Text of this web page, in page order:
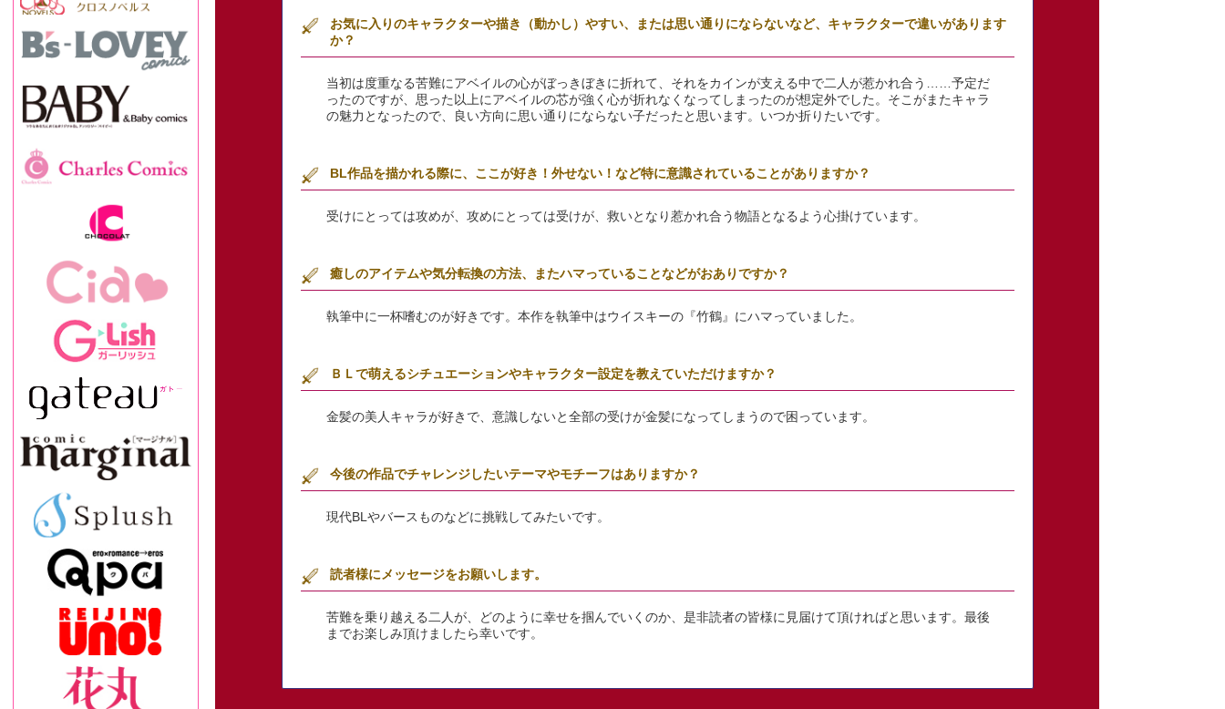
お気に入りのキャラクターや描き（動かし）やすい、または思い通りにならないなど、キャラクターで違いがあります
か？
当初は度重なる苦難にアベイルの心がぼっきぼきに折れて、それをカインが支える中で二人が惹かれ合う……予定だ
ったのですが、思った以上にアベイルの芯が強く心が折れなくなってしまったのが想定外でした。そこがまたキャラ
の魅力となったので、良い方向に思い通りにならない子だったと思います。いつか折りたいです。
BL作品を描かれる際に、ここが好き！外せない！など特に意識されていることがありますか？
受けにとっては攻めが、攻めにとっては受けが、救いとなり惹かれ合う物語となるよう心掛けています。
癒しのアイテムや気分転換の方法、またハマっていることなどがおありですか？
執筆中に一杯嗜むのが好きです。本作を執筆中はウイスキーの『竹鶴』にハマっていました。
ＢＬで萌えるシチュエーションやキャラクター設定を教えていただけますか？
金髪の美人キャラが好きで、意識しないと全部の受けが金髪になってしまうので困っています。
今後の作品でチャレンジしたいテーマやモチーフはありますか？
現代BLやバースものなどに挑戦してみたいです。
読者様にメッセージをお願いします。
苦難を乗り越える二人が、どのように幸せを掴んでいくのか、是非読者の皆様に見届けて頂ければと思います。最後
までお楽しみ頂けましたら幸いです。